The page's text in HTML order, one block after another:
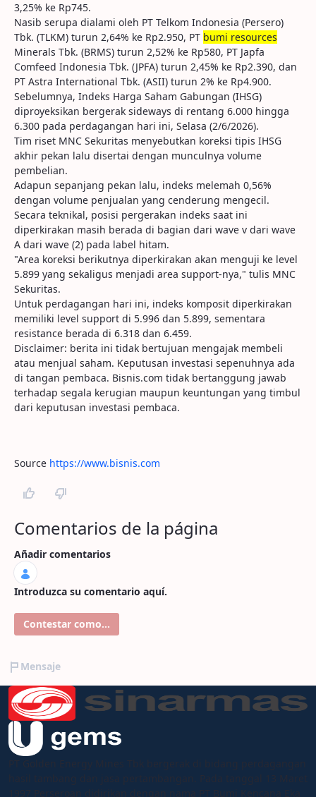
3,25% ke Rp745.
Nasib serupa dialami oleh PT Telkom Indonesia (Persero)
Tbk. (TLKM) turun 2,64% ke Rp2.950, PT bumi resources
Minerals Tbk. (BRMS) turun 2,52% ke Rp580, PT Japfa
Comfeed Indonesia Tbk. (JPFA) turun 2,45% ke Rp2.390, dan
PT Astra International Tbk. (ASII) turun 2% ke Rp4.900.
Sebelumnya, Indeks Harga Saham Gabungan (IHSG)
diproyeksikan bergerak sideways di rentang 6.000 hingga
6.300 pada perdagangan hari ini, Selasa (2/6/2026).
Tim riset MNC Sekuritas menyebutkan koreksi tipis IHSG
akhir pekan lalu disertai dengan munculnya volume
pembelian.
Adapun sepanjang pekan lalu, indeks melemah 0,56%
dengan volume penjualan yang cenderung mengecil.
Secara teknikal, posisi pergerakan indeks saat ini
diperkirakan masih berada di bagian dari wave v dari wave
A dari wave (2) pada label hitam.
"Area koreksi berikutnya diperkirakan akan menguji ke level
5.899 yang sekaligus menjadi area support-nya," tulis MNC
Sekuritas.
Untuk perdagangan hari ini, indeks komposit diperkirakan
memiliki level support di 5.996 dan 5.899, sementara
resistance berada di 6.318 dan 6.459.
Disclaimer: berita ini tidak bertujuan mengajak membeli
atau menjual saham. Keputusan investasi sepenuhnya ada
di tangan pembaca. Bisnis.com tidak bertanggung jawab
terhadap segala kerugian maupun keuntungan yang timbul
dari keputusan investasi pembaca.
Source https://www.bisnis.com
Comentarios de la página
Añadir comentarios
Introduzca su comentario aquí.
Contestar como...
Mensaje